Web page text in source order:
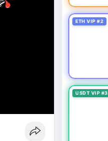
ETH VIP #2
USDT VIP #3